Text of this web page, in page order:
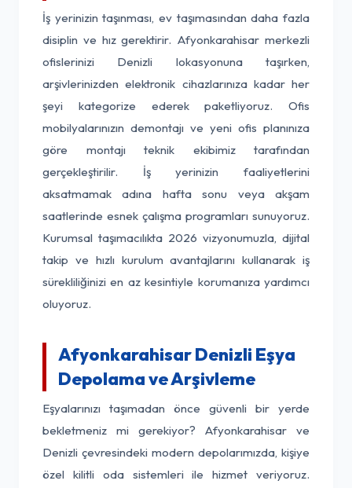
İş yerinizin taşınması, ev taşımasından daha fazla
disiplin ve hız gerektirir. Afyonkarahisar merkezli
ofislerinizi Denizli lokasyonuna taşırken,
arşivlerinizden elektronik cihazlarınıza kadar her
şeyi kategorize ederek paketliyoruz. Ofis
mobilyalarınızın demontajı ve yeni ofis planınıza
göre montajı teknik ekibimiz tarafından
gerçekleştirilir. İş yerinizin faaliyetlerini
aksatmamak adına hafta sonu veya akşam
saatlerinde esnek çalışma programları sunuyoruz.
Kurumsal taşımacılıkta 2026 vizyonumuzla, dijital
takip ve hızlı kurulum avantajlarını kullanarak iş
sürekliliğinizi en az kesintiyle korumanıza yardımcı
oluyoruz.
Afyonkarahisar Denizli Eşya
Depolama ve Arşivleme
Eşyalarınızı taşımadan önce güvenli bir yerde
bekletmeniz mi gerekiyor? Afyonkarahisar ve
Denizli çevresindeki modern depolarımızda, kişiye
özel kilitli oda sistemleri ile hizmet veriyoruz.